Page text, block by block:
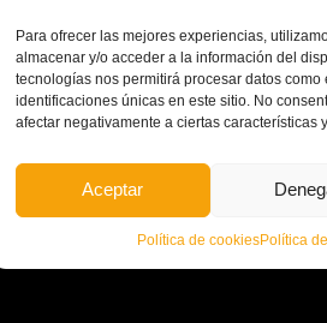
Para ofrecer las mejores experiencias,
almacenar y/o acceder a la información del
tecnologías nos permitirá procesar datos
identificaciones únicas en este sitio. No
afectar negativamente a ciertas características
Aceptar
Política de cookiesPolítica